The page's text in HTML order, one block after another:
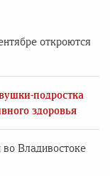
откроются
подростка
здоровья
Владивостоке